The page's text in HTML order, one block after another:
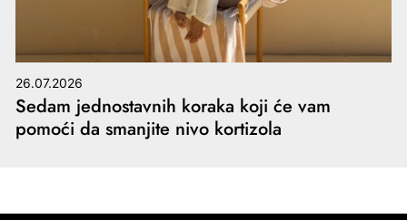
26.07.2026
Sedam jednostavnih koraka koji će vam
pomoći da smanjite nivo kortizola